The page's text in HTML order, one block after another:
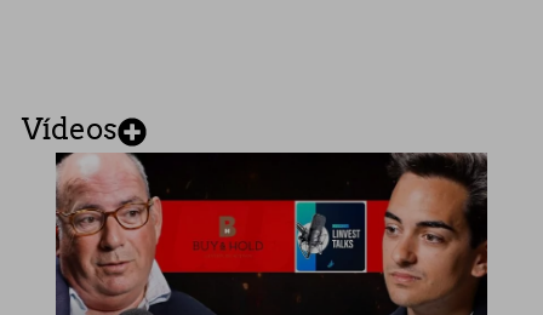
Vídeos